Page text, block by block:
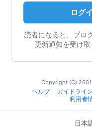
ログ
読者になると、ブロ
更新通知を受け取
Copyright (C)
ヘルプ
ガイドライン
利用者
日本